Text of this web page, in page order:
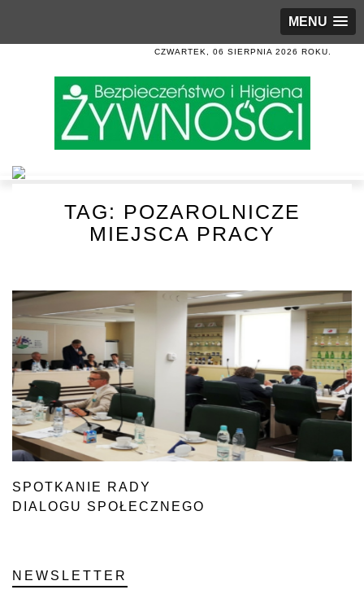
MENU
CZWARTEK, 06 SIERPNIA 2026 ROKU.
TAG: POZAROLNICZE
MIEJSCA PRACY
SPOTKANIE RADY
DIALOGU SPOŁECZNEGO
NEWSLETTER